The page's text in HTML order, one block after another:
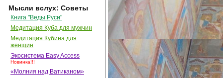
Мысли вслух: Советы
Книга "Веды Руси"
Медитация Куба для мужчин
Медитация Кубина для
женщин
Экосистема Easy Access
Новинка!!!
«Молния над Ватиканом»